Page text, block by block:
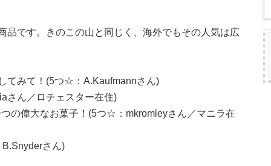
品です。きのこの山と同じく、海外でもその人気は広
てみて！(5つ☆：A.Kaufmannさん)
さん／ロチェスター在住)
の偉大なお菓子！(5つ☆：mkromleyさん／マニラ在
さん)